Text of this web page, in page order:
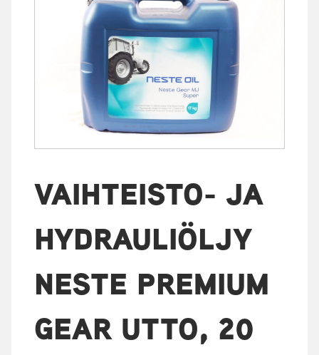
VAIHTEISTO- JA
HYDRAULIÖLJY
NESTE PREMIUM
GEAR UTTO, 20